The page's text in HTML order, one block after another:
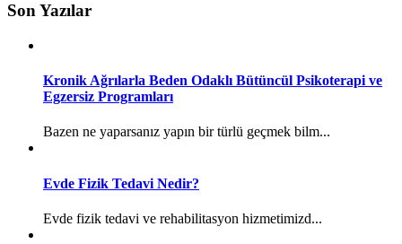
Son Yazılar
Kronik Ağrılarla Beden Odaklı Bütüncül Psikoterapi ve
Egzersiz Programları
Bazen ne yaparsanız yapın bir türlü geçmek bilm...
Evde Fizik Tedavi Nedir?
Evde fizik tedavi ve rehabilitasyon hizmetimizd...